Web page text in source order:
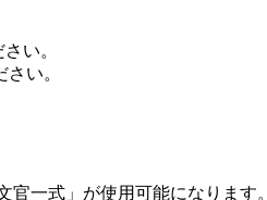
い。
い。
官一式」が使用可能になります。